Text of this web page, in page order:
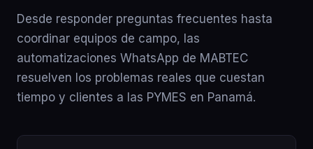
Desde responder preguntas frecuentes hasta
coordinar equipos de campo, las
automatizaciones WhatsApp de MABTEC
resuelven los problemas reales que cuestan
tiempo y clientes a las PYMES en Panamá.